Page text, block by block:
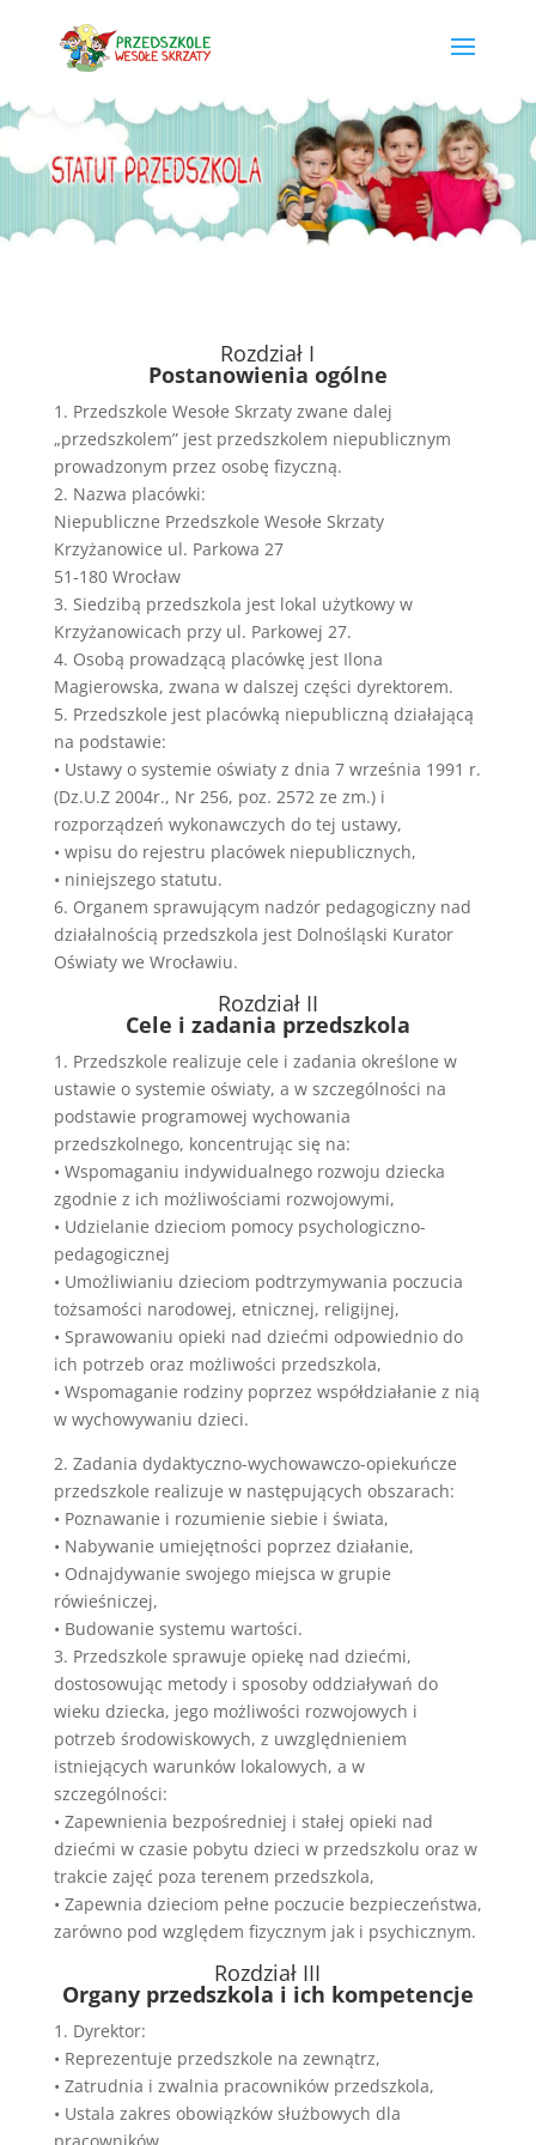
Rozdział I
Postanowienia ogólne
1. Przedszkole Wesołe Skrzaty zwane dalej
„przedszkolem” jest przedszkolem niepublicznym
prowadzonym przez osobę fizyczną.
2. Nazwa placówki:
Niepubliczne Przedszkole Wesołe Skrzaty
Krzyżanowice ul. Parkowa 27
51-180 Wrocław
3. Siedzibą przedszkola jest lokal użytkowy w
Krzyżanowicach przy ul. Parkowej 27.
4. Osobą prowadzącą placówkę jest Ilona
Magierowska, zwana w dalszej części dyrektorem.
5. Przedszkole jest placówką niepubliczną działającą
na podstawie:
• Ustawy o systemie oświaty z dnia 7 września 1991 r.
(Dz.U.Z 2004r., Nr 256, poz. 2572 ze zm.) i
rozporządzeń wykonawczych do tej ustawy,
• wpisu do rejestru placówek niepublicznych,
• niniejszego statutu.
6. Organem sprawującym nadzór pedagogiczny nad
działalnością przedszkola jest Dolnośląski Kurator
Oświaty we Wrocławiu.
Rozdział II
Cele i zadania przedszkola
1. Przedszkole realizuje cele i zadania określone w
ustawie o systemie oświaty, a w szczególności na
podstawie programowej wychowania
przedszkolnego, koncentrując się na:
• Wspomaganiu indywidualnego rozwoju dziecka
zgodnie z ich możliwościami rozwojowymi,
• Udzielanie dzieciom pomocy psychologiczno-
pedagogicznej
• Umożliwianiu dzieciom podtrzymywania poczucia
tożsamości narodowej, etnicznej, religijnej,
• Sprawowaniu opieki nad dziećmi odpowiednio do
ich potrzeb oraz możliwości przedszkola,
• Wspomaganie rodziny poprzez współdziałanie z nią
w wychowywaniu dzieci.
2. Zadania dydaktyczno-wychowawczo-opiekuńcze
przedszkole realizuje w następujących obszarach:
• Poznawanie i rozumienie siebie i świata,
• Nabywanie umiejętności poprzez działanie,
• Odnajdywanie swojego miejsca w grupie
rówieśniczej,
• Budowanie systemu wartości.
3. Przedszkole sprawuje opiekę nad dziećmi,
dostosowując metody i sposoby oddziaływań do
wieku dziecka, jego możliwości rozwojowych i
potrzeb środowiskowych, z uwzględnieniem
istniejących warunków lokalowych, a w
szczególności:
• Zapewnienia bezpośredniej i stałej opieki nad
dziećmi w czasie pobytu dzieci w przedszkolu oraz w
trakcie zajęć poza terenem przedszkola,
• Zapewnia dzieciom pełne poczucie bezpieczeństwa,
zarówno pod względem fizycznym jak i psychicznym.
Rozdział III
Organy przedszkola i ich kompetencje
1. Dyrektor:
• Reprezentuje przedszkole na zewnątrz,
• Zatrudnia i zwalnia pracowników przedszkola,
• Ustala zakres obowiązków służbowych dla
pracowników,